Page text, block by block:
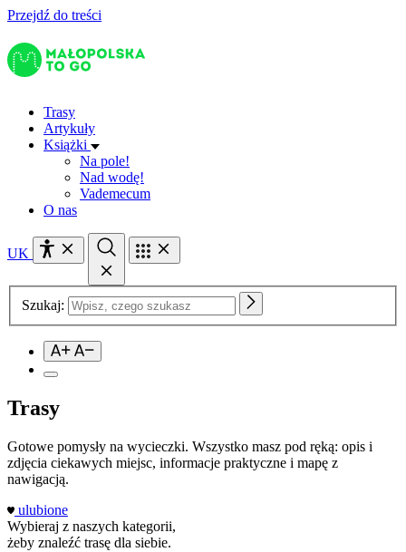
Przejdź do treści
Trasy
Artykuły
Książki
Na pole!
Nad wodę!
Vademecum
O nas
UK
Szukaj:
Trasy
Gotowe pomysły na wycieczki. Wszystko masz pod ręką: opis i
zdjęcia ciekawych miejsc, informacje praktyczne i mapę z
nawigacją.
ulubione
Wybieraj z naszych kategorii,
żeby znaleźć trasę dla siebie.